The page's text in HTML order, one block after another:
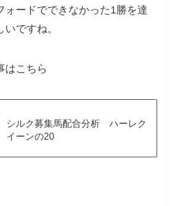
ォードでできなかった1勝を達
ですね。
はこちら
シルク募集馬配合分析 ハーレク
イーンの20